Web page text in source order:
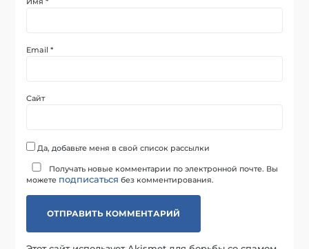
Email*
Сайт
Да, добавьте меня в свой список рассылки
Получать новые комментарии по электронной почте. Вы
можете подписаться без комментирования.